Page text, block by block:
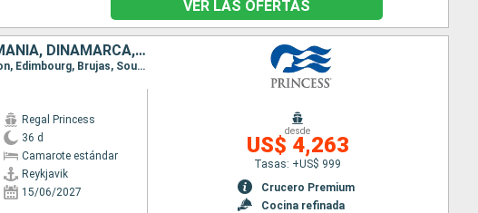
VER LAS OFERTAS
BÉLGICA, CANADÁ, IRLANDA, REINO UNIDO, PAISES BAJOS, ALEMANIA, DINAMARCA, NORUEGA, ISLANDIA
Itinerario : Reykjavik, Isafjordhur, Akureyri, Seydisfjordhur, Islas Orcadas, Invergordon, Edimbourg, Brujas, Southampton, Cornwall, Cork, Dun Laoghaire, Belfast, Greenock, Southampton, Brujas, Amsterdam, Hamburgo, Skagen, Copenhague, Kristiansund, Skagen, Stavanger, Nordfjordeid, Molde, Akureyri, Isafjordhur, Grundarfjordur, Reykjavik
Regal Princess
36 d
Camarote estándar
Reykjavik
15/06/2027
desde
US$ 4,263
Tasas: +US$ 999
Crucero Premium
Cocina refinada